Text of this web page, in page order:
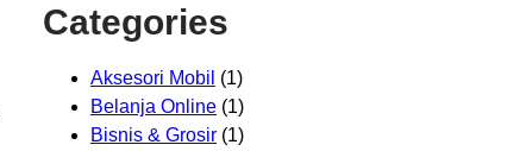
Categories
Aksesori Mobil (1)
Belanja Online (1)
Bisnis & Grosir (1)